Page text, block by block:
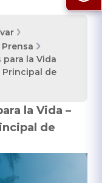
Prensa
para la Vida
Principal de
la Vida –
de